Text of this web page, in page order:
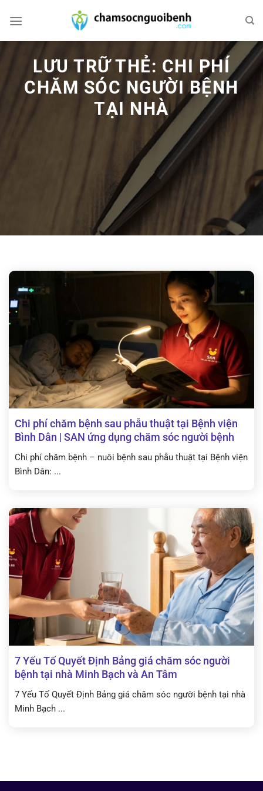
qua
LƯU TRỮ THẺ: CHI PHÍ
CHĂM SÓC NGƯỜI BỆNH
TẠI NHÀ
Chi phí chăm bệnh sau phẫu thuật tại Bệnh viện
Bình Dân | SAN ứng dụng chăm sóc người bệnh
Chi phí chăm bệnh – nuôi bệnh sau phẫu thuật tại Bệnh viện
Bình Dân: ...
7 Yếu Tố Quyết Định Bảng giá chăm sóc người
bệnh tại nhà Minh Bạch và An Tâm
7 Yếu Tố Quyết Định Bảng giá chăm sóc người bệnh tại nhà
Minh Bạch ...